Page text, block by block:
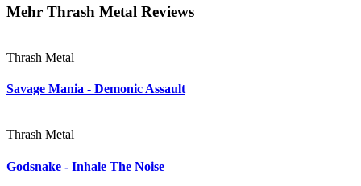
Mehr Thrash Metal Reviews
Thrash Metal
Savage Mania - Demonic Assault
Thrash Metal
Godsnake - Inhale The Noise